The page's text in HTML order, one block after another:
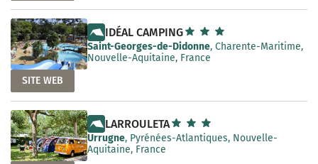
IDÉAL CAMPING
Saint-Georges-de-Didonne, Charente-Maritime,
Nouvelle-Aquitaine, France
SITE WEB
LARROULETA
Urrugne, Pyrénées-Atlantiques, Nouvelle-
Aquitaine, France